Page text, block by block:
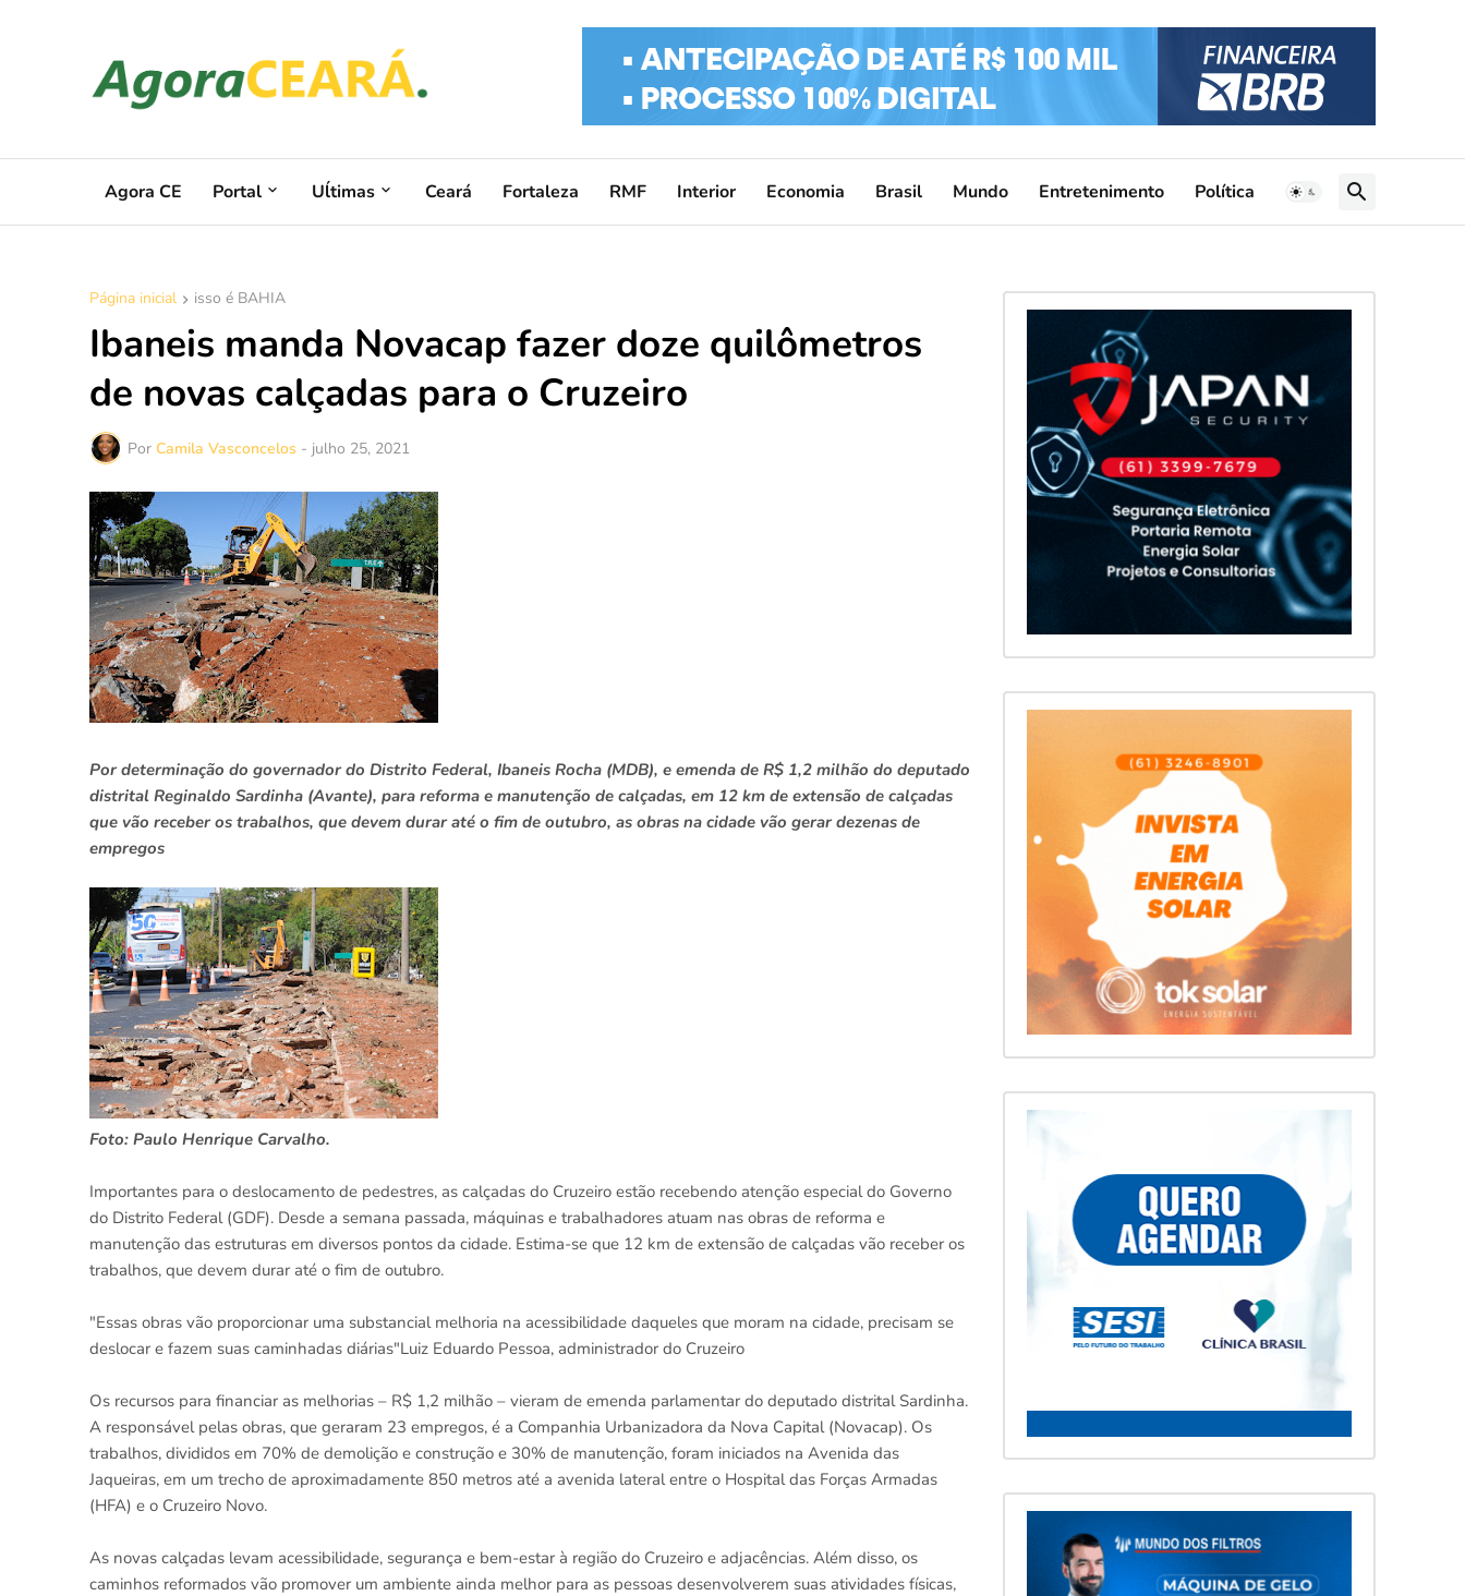
Agora CE Portal Uĺtimas Ceará Fortaleza RMF Interior Economia Brasil Mundo Entretenimento Política
Página inicial isso é BAHIA
Ibaneis manda Novacap fazer doze quilômetros
de novas calçadas para o Cruzeiro
Por Camila Vasconcelos - julho 25, 2021
Por determinação do governador do Distrito Federal, Ibaneis Rocha (MDB), e emenda de R$ 1,2 milhão do deputado
distrital Reginaldo Sardinha (Avante), para reforma e manutenção de calçadas, em 12 km de extensão de calçadas
que vão receber os trabalhos, que devem durar até o fim de outubro, as obras na cidade vão gerar dezenas de
empregos
Foto: Paulo Henrique Carvalho.
Importantes para o deslocamento de pedestres, as calçadas do Cruzeiro estão recebendo atenção especial do Governo
do Distrito Federal (GDF). Desde a semana passada, máquinas e trabalhadores atuam nas obras de reforma e
manutenção das estruturas em diversos pontos da cidade. Estima-se que 12 km de extensão de calçadas vão receber os
trabalhos, que devem durar até o fim de outubro.
"Essas obras vão proporcionar uma substancial melhoria na acessibilidade daqueles que moram na cidade, precisam se
deslocar e fazem suas caminhadas diárias"Luiz Eduardo Pessoa, administrador do Cruzeiro
Os recursos para financiar as melhorias – R$ 1,2 milhão – vieram de emenda parlamentar do deputado distrital Sardinha.
A responsável pelas obras, que geraram 23 empregos, é a Companhia Urbanizadora da Nova Capital (Novacap). Os
trabalhos, divididos em 70% de demolição e construção e 30% de manutenção, foram iniciados na Avenida das
Jaqueiras, em um trecho de aproximadamente 850 metros até a avenida lateral entre o Hospital das Forças Armadas
(HFA) e o Cruzeiro Novo.
As novas calçadas levam acessibilidade, segurança e bem-estar à região do Cruzeiro e adjacências. Além disso, os
caminhos reformados vão promover um ambiente ainda melhor para as pessoas desenvolverem suas atividades físicas,